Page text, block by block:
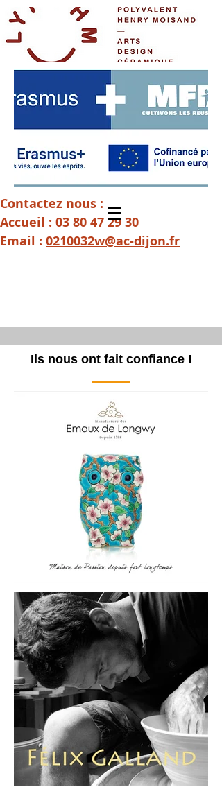
Contactez nous :
Accueil : 03 80 47 29 30
Email : 0210032w@ac-dijon.fr
Ils nous ont fait confiance !